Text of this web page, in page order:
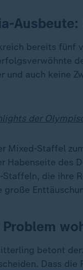
Ausbeute:
bereits
und auch keine
der
Mixed-Staffel
Habenseite des
die ihre
große
betont
Dass die